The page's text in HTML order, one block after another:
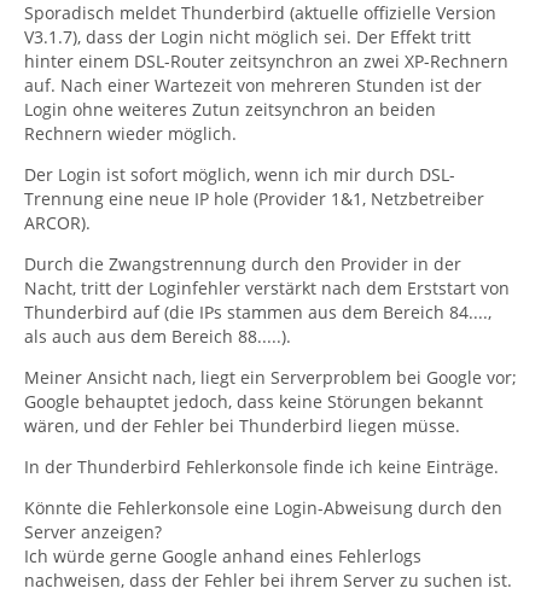
Sporadisch meldet Thunderbird (aktuelle offizielle Version
V3.1.7), dass der Login nicht möglich sei. Der Effekt tritt
hinter einem DSL-Router zeitsynchron an zwei XP-Rechnern
auf. Nach einer Wartezeit von mehreren Stunden ist der
Login ohne weiteres Zutun zeitsynchron an beiden
Rechnern wieder möglich.
Der Login ist sofort möglich, wenn ich mir durch DSL-
Trennung eine neue IP hole (Provider 1&1, Netzbetreiber
ARCOR).
Durch die Zwangstrennung durch den Provider in der
Nacht, tritt der Loginfehler verstärkt nach dem Erststart von
Thunderbird auf (die IPs stammen aus dem Bereich 84....,
als auch aus dem Bereich 88.....).
Meiner Ansicht nach, liegt ein Serverproblem bei Google vor;
Google behauptet jedoch, dass keine Störungen bekannt
wären, und der Fehler bei Thunderbird liegen müsse.
In der Thunderbird Fehlerkonsole finde ich keine Einträge.
Könnte die Fehlerkonsole eine Login-Abweisung durch den
Server anzeigen?
Ich würde gerne Google anhand eines Fehlerlogs
nachweisen, dass der Fehler bei ihrem Server zu suchen ist.